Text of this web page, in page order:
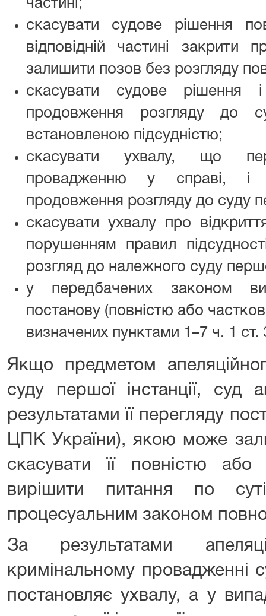
частині;
скасувати судове рішення
відповідній частині закрити
залишити позов без розгляду
скасувати судове рішення
продовження розгляду до
встановленою підсудністю;
скасувати ухвалу, що
провадженню у справі, і
продовження розгляду до суду
скасувати ухвалу про
порушенням правил
розгляд до належного суду
у передбачених законом
постанову (повністю або
визначених пунктами 1–7 ч. 1
Якщо предметом
суду першої інстанції, суд
результатами її перегляду
ЦПК України), якою може
скасувати її повністю
вирішити питання по
процесуальним законом
️За результатами
кримінальному провадженні
постановляє ухвалу, а у